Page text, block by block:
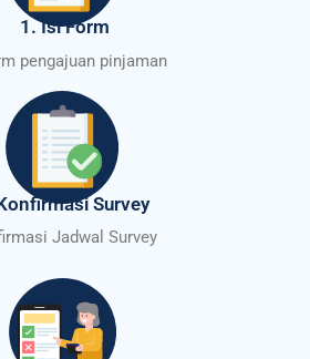
1. Isi Form
pengajuan pinjaman
Survey
Jadwal Survey